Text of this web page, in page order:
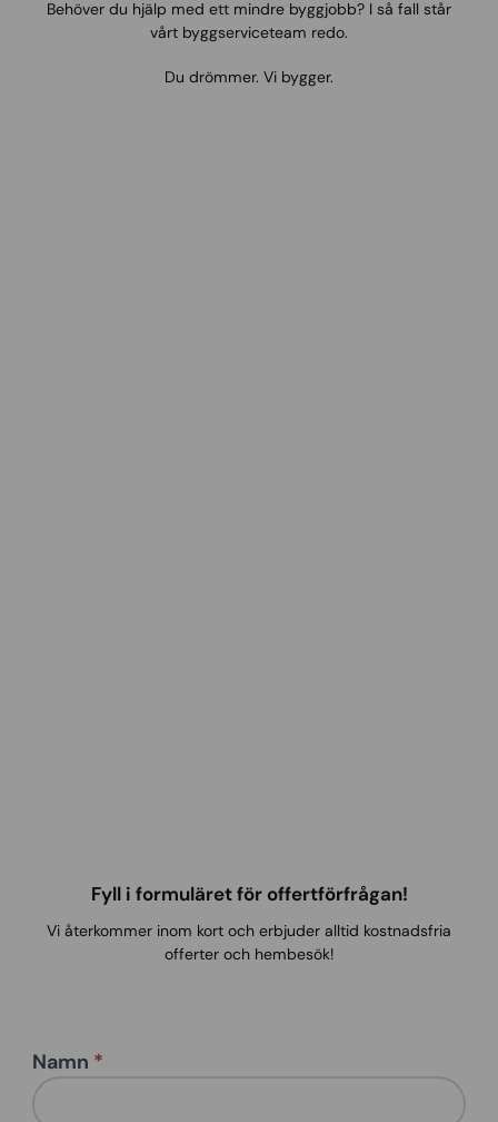
Behöver du hjälp med ett mindre byggjobb? I så fall står
vårt byggserviceteam redo.
Du drömmer. Vi bygger.
Fyll i formuläret för offertförfrågan!
Vi återkommer inom kort och erbjuder alltid kostnadsfria
offerter och hembesök!
Contact
Namn *